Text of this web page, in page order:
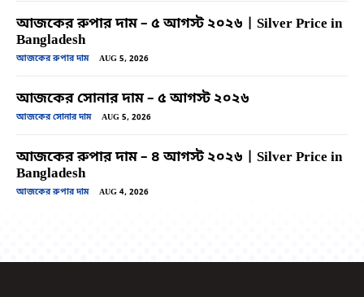
আজকের রুপার দাম – ৫ আগস্ট ২০২৬ | Silver Price in
Bangladesh
আজকের রুপার দাম AUG 5, 2026
আজকের সোনার দাম – ৫ আগস্ট ২০২৬
আজকের সোনার দাম AUG 5, 2026
আজকের রুপার দাম – ৪ আগস্ট ২০২৬ | Silver Price in
Bangladesh
আজকের রুপার দাম AUG 4, 2026